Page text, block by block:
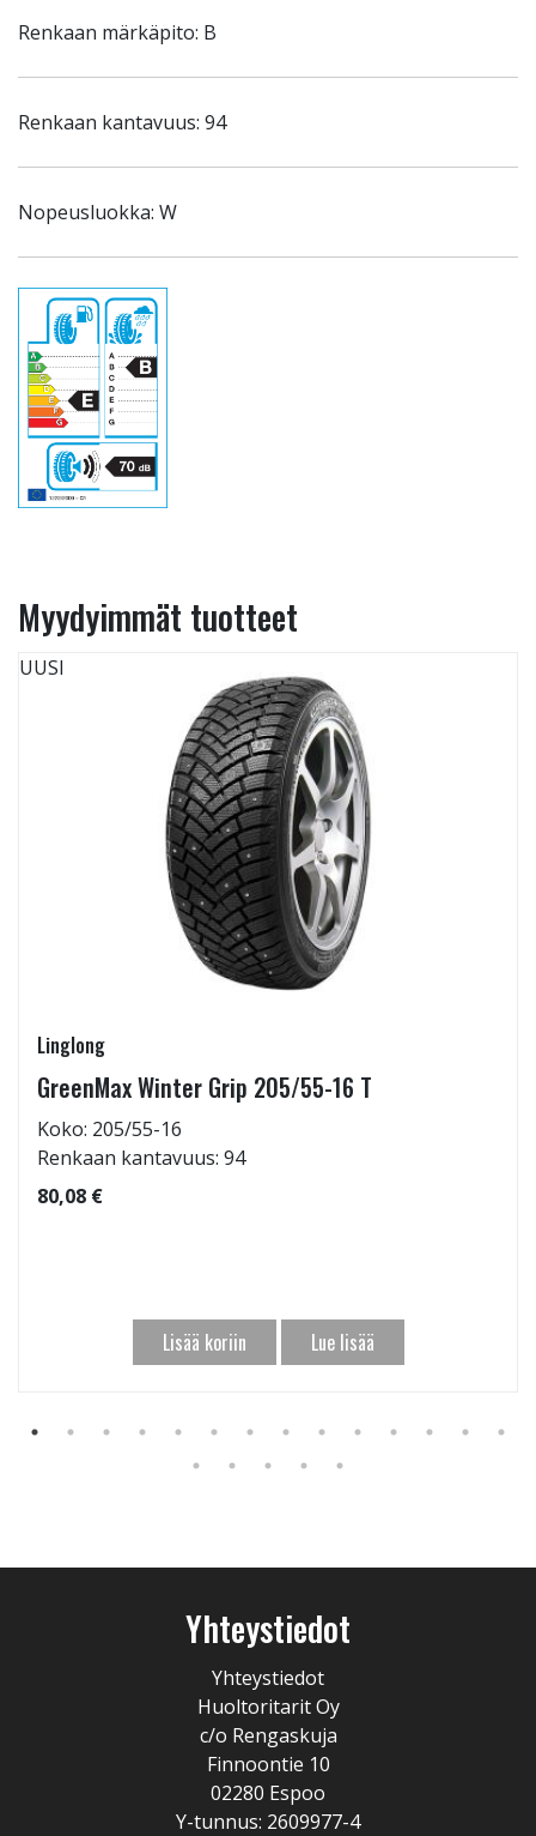
Renkaan märkäpito: B
Renkaan kantavuus: 94
Nopeusluokka: W
Myydyimmät tuotteet
UUSI
Linglong
GreenMax Winter Grip 205/55-16 T
Koko: 205/55-16
Renkaan kantavuus: 94
80,08 €
Lisää koriin Lue lisää
Yhteystiedot
Yhteystiedot
Huoltoritarit Oy
c/o Rengaskuja
Finnoontie 10
02280 Espoo
Y-tunnus: 2609977-4